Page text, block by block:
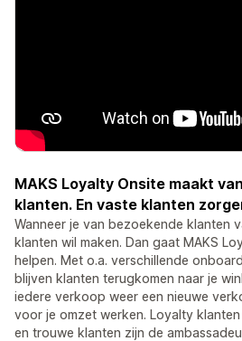
MAKS Loyalty Onsite maakt
klanten. En vaste klanten
Wanneer je van bezoekende klanten
klanten wil maken. Dan gaat MAKS
helpen. Met o.a. verschillende
blijven klanten terugkomen naar je
iedere verkoop weer een nieuwe
voor je omzet werken. Loyalty
en trouwe klanten zijn de